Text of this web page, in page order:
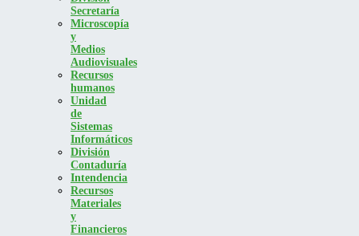
Secretaría
Microscopía
y
Medios
Audiovisuales
Recursos
humanos
Unidad
de
Sistemas
Informáticos
División
Contaduría
Intendencia
Recursos
Materiales
y
Financieros